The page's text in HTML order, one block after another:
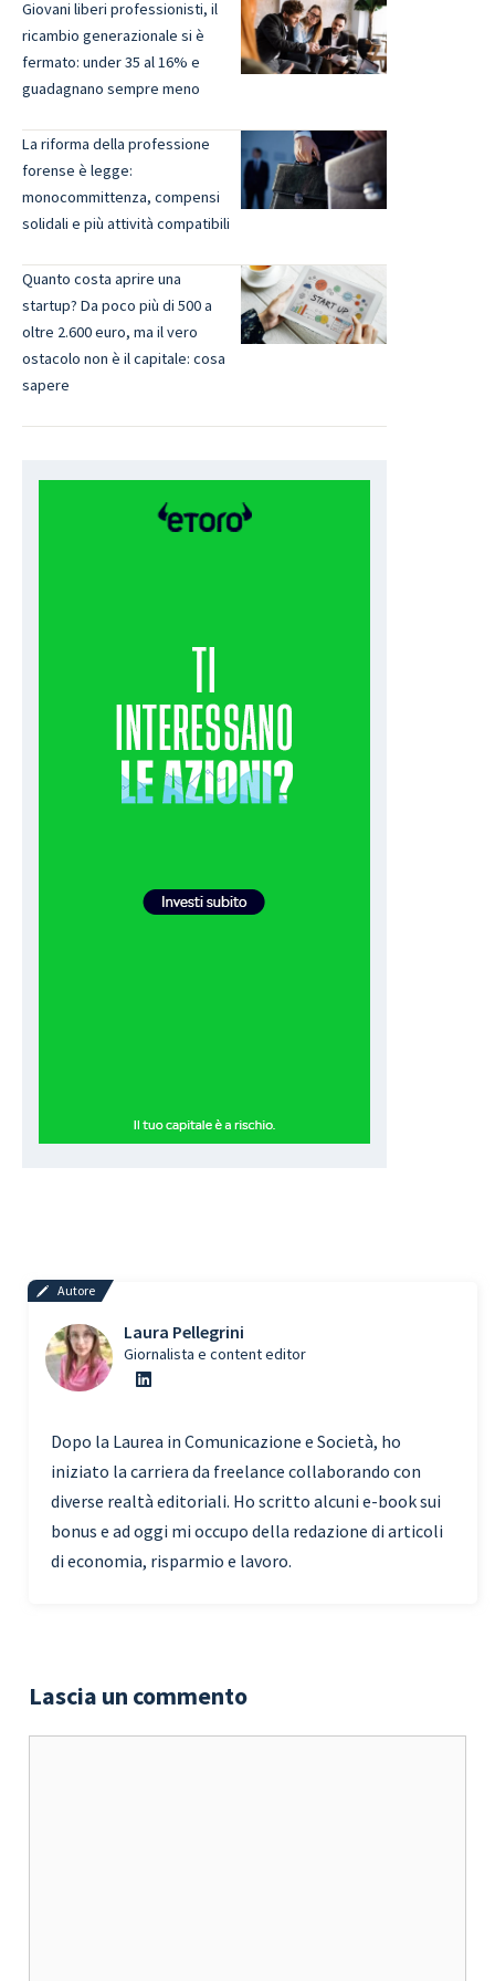
Giovani liberi professionisti, il
ricambio generazionale si è
fermato: under 35 al 16% e
guadagnano sempre meno
La riforma della professione
forense è legge:
monocommittenza, compensi
solidali e più attività compatibili
Quanto costa aprire una
startup? Da poco più di 500 a
oltre 2.600 euro, ma il vero
ostacolo non è il capitale: cosa
sapere
Autore
Laura Pellegrini
Giornalista e content editor
Dopo la Laurea in Comunicazione e Società, ho
iniziato la carriera da freelance collaborando con
diverse realtà editoriali. Ho scritto alcuni e-book sui
bonus e ad oggi mi occupo della redazione di articoli
di economia, risparmio e lavoro.
Lascia un commento